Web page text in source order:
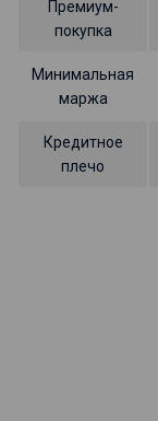
Премиум-
покупка
Минимальная
маржа
Кредитное
плечо